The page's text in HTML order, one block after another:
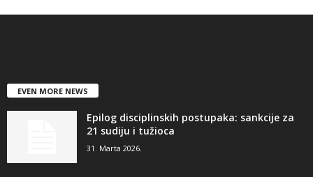
EVEN MORE NEWS
Epilog disciplinskih postupaka: sankcije za
21 sudiju i tužioca
31. Marta 2026.